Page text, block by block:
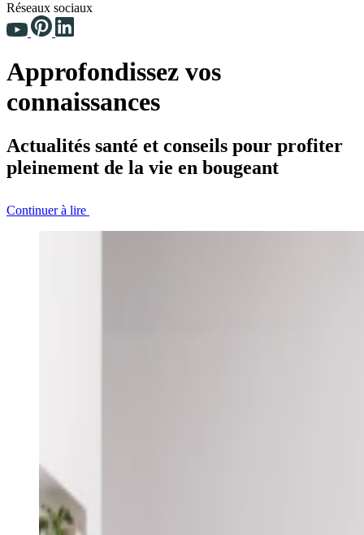
Réseaux sociaux
Approfondissez vos
connaissances
Actualités santé et conseils pour profiter
pleinement de la vie en bougeant
Continuer à lire